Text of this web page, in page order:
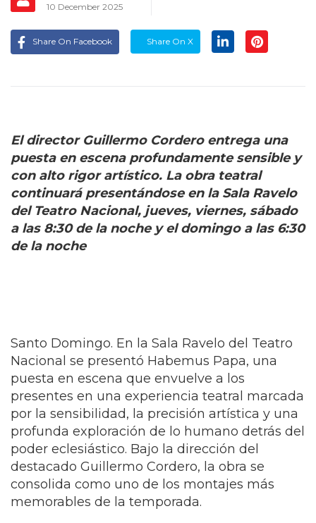
10 December 2025
Share On Facebook Share On X
El director Guillermo Cordero entrega una
puesta en escena profundamente sensible y
con alto rigor artístico. La obra teatral
continuará presentándose en la Sala Ravelo
del Teatro Nacional, jueves, viernes, sábado
a las 8:30 de la noche y el domingo a las 6:30
de la noche
Santo Domingo. En la Sala Ravelo del Teatro
Nacional se presentó Habemus Papa, una
puesta en escena que envuelve a los
presentes en una experiencia teatral marcada
por la sensibilidad, la precisión artística y una
profunda exploración de lo humano detrás del
poder eclesiástico. Bajo la dirección del
destacado Guillermo Cordero, la obra se
consolida como uno de los montajes más
memorables de la temporada.